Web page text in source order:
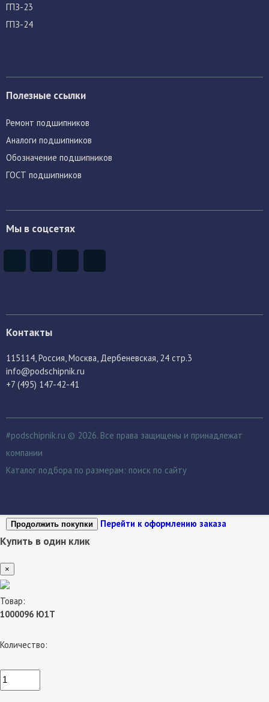
ГПЗ-23
ГПЗ-24
Полезные ссылки
Ремонт подшипников
Аналоги подшипников
Обозначение подшипников
ГОСТ подшипников
Мы в соцсетях
Контакты
115114 , Россия, Москва, Дербеневская, 24 стр.3
info@podschipnik.ru
+7 (495) 147-42-41
#podschipnik.ru © 2026. Все права защищены и принадлежат
компании
Каталог подбора по размерам: поиск по сайту
Продолжить покупки Перейти к оформлению заказа
Купить в один клик
×
Товар:
1000096 Ю1Т
Количество: